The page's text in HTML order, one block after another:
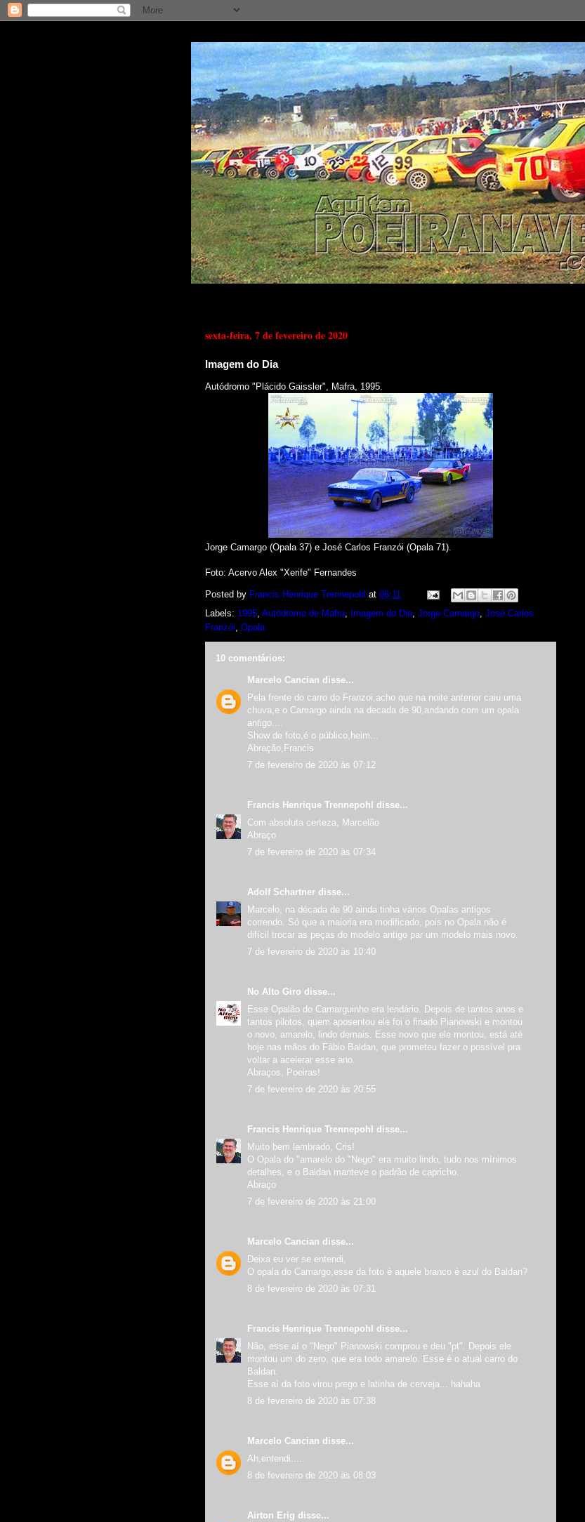
sexta-feira, 7 de fevereiro de 2020
Imagem do Dia
Autódromo "Plácido Gaissler", Mafra, 1995.
Jorge Camargo (Opala 37) e José Carlos Franzói (Opala 71).
Foto: Acervo Alex "Xerife" Fernandes
Posted by Francis Henrique Trennepohl at 06:11
Labels: 1995, Autódromo de Mafra, Imagem do Dia, Jorge Camargo, José Carlos
Franzói, Opala
10 comentários:
Marcelo Cancian disse...
Pela frente do carro do Franzoi,acho que na noite anterior caiu uma
chuva,e o Camargo ainda na decada de 90,andando com um opala
antigo....
Show de foto,é o público,heim...
Abração,Francis
7 de fevereiro de 2020 às 07:12
Francis Henrique Trennepohl
disse...
Com absoluta certeza, Marcelão
Abraço
7 de fevereiro de 2020 às 07:34
Adolf Schartner disse...
Marcelo, na década de 90 ainda tinha vários Opalas antigos
correndo. Só que a maioria era modificado, pois no Opala não é
difícil trocar as peças do modelo antigo par um modelo mais novo.
7 de fevereiro de 2020 às 10:40
No Alto Giro disse...
Esse Opalão do Camarguinho era lendário. Depois de tantos anos e
tantos pilotos, quem aposentou ele foi o finado Pianowski e montou
o novo, amarelo, lindo demais. Esse novo que ele montou, está até
hoje nas mãos do Fábio Baldan, que prometeu fazer o possível pra
voltar a acelerar esse ano.
Abraços, Poeiras!
7 de fevereiro de 2020 às 20:55
Francis Henrique Trennepohl
disse...
Muito bem lembrado, Cris!
O Opala do "amarelo do "Nego" era muito lindo, tudo nos mínimos
detalhes, e o Baldan manteve o padrão de capricho.
Abraço
7 de fevereiro de 2020 às 21:00
Marcelo Cancian disse...
Deixa eu ver se entendi,
O opala do Camargo,esse da foto é aquele branco é azul do Baldan?
8 de fevereiro de 2020 às 07:31
Francis Henrique Trennepohl
disse...
Não, esse aí o "Nego" Pianowski comprou e deu "pt". Depois ele
montou um do zero, que era todo amarelo. Esse é o atual carro do
Baldan.
Esse aí da foto virou prego e latinha de cerveja... hahaha
8 de fevereiro de 2020 às 07:38
Marcelo Cancian disse...
Ah,entendi.....
8 de fevereiro de 2020 às 08:03
Airton Erig disse...